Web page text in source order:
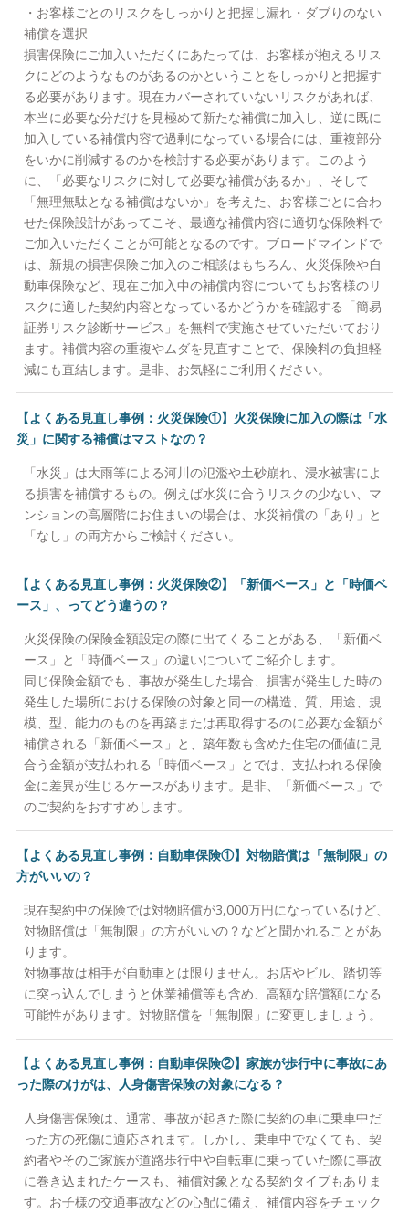
・お客様ごとのリスクをしっかりと把握し漏れ・ダブりのない
補償を選択
損害保険にご加入いただくにあたっては、お客様が抱えるリス
クにどのようなものがあるのかということをしっかりと把握す
る必要があります。現在カバーされていないリスクがあれば、
本当に必要な分だけを見極めて新たな補償に加入し、逆に既に
加入している補償内容で過剰になっている場合には、重複部分
をいかに削減するのかを検討する必要があります。このよう
に、「必要なリスクに対して必要な補償があるか」、そして
「無理無駄となる補償はないか」を考えた、お客様ごとに合わ
せた保険設計があってこそ、最適な補償内容に適切な保険料で
ご加入いただくことが可能となるのです。ブロードマインドで
は、新規の損害保険ご加入のご相談はもちろん、火災保険や自
動車保険など、現在ご加入中の補償内容についてもお客様のリ
スクに適した契約内容となっているかどうかを確認する「簡易
証券リスク診断サービス」を無料で実施させていただいており
ます。補償内容の重複やムダを見直すことで、保険料の負担軽
減にも直結します。是非、お気軽にご利用ください。
【よくある見直し事例：火災保険①】火災保険に加入の際は「水
災」に関する補償はマストなの？
「水災」は大雨等による河川の氾濫や土砂崩れ、浸水被害によ
る損害を補償するもの。例えば水災に合うリスクの少ない、マ
ンションの高層階にお住まいの場合は、水災補償の「あり」と
「なし」の両方からご検討ください。
【よくある見直し事例：火災保険②】「新価ベース」と「時価ベ
ース」、ってどう違うの？
火災保険の保険金額設定の際に出てくることがある、「新価ベ
ース」と「時価ベース」の違いについてご紹介します。
同じ保険金額でも、事故が発生した場合、損害が発生した時の
発生した場所における保険の対象と同一の構造、質、用途、規
模、型、能力のものを再築または再取得するのに必要な金額が
補償される「新価ベース」と、築年数も含めた住宅の価値に見
合う金額が支払われる「時価ベース」とでは、支払われる保険
金に差異が生じるケースがあります。是非、「新価ベース」で
のご契約をおすすめします。
【よくある見直し事例：自動車保険①】対物賠償は「無制限」の
方がいいの？
現在契約中の保険では対物賠償が3,000万円になっているけど、
対物賠償は「無制限」の方がいいの？などと聞かれることがあ
ります。
対物事故は相手が自動車とは限りません。お店やビル、踏切等
に突っ込んでしまうと休業補償等も含め、高額な賠償額になる
可能性があります。対物賠償を「無制限」に変更しましょう。
【よくある見直し事例：自動車保険②】家族が歩行中に事故にあ
った際のけがは、人身傷害保険の対象になる？
人身傷害保険は、通常、事故が起きた際に契約の車に乗車中だ
った方の死傷に適応されます。しかし、乗車中でなくても、契
約者やそのご家族が道路歩行中や自転車に乗っていた際に事故
に巻き込まれたケースも、補償対象となる契約タイプもありま
す。お子様の交通事故などの心配に備え、補償内容をチェック